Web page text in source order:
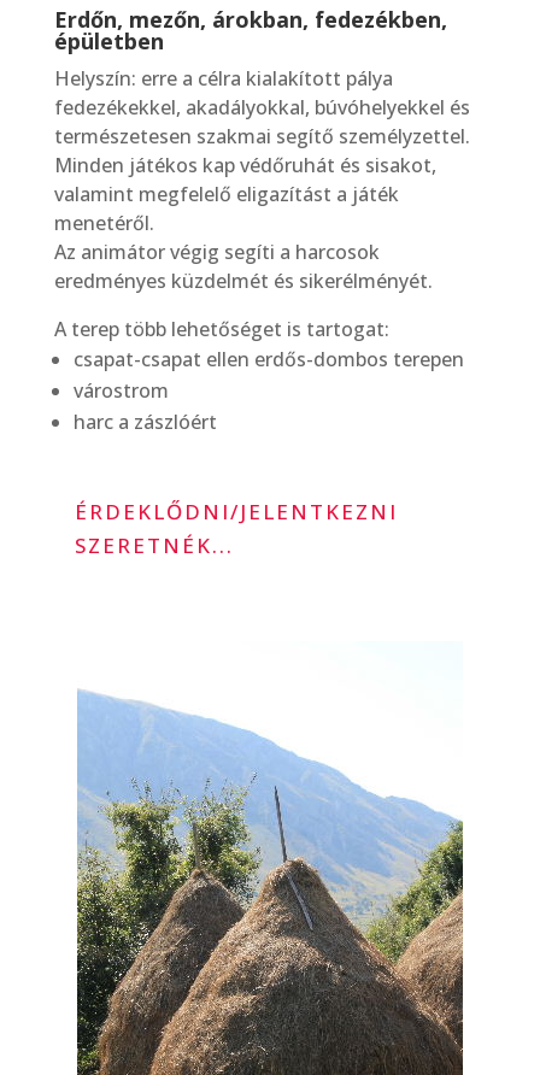
Erdőn, mezőn, árokban, fedezékben,
épületben
Helyszín: erre a célra kialakított pálya
fedezékekkel, akadályokkal, búvóhelyekkel és
természetesen szakmai segítő személyzettel.
Minden játékos kap védőruhát és sisakot,
valamint megfelelő eligazítást a játék
menetéről.
Az animátor végig segíti a harcosok
eredményes küzdelmét és sikerélményét.
A terep több lehetőséget is tartogat:
csapat-csapat ellen erdős-dombos terepen
várostrom
harc a zászlóért
ÉRDEKLŐDNI/JELENTKEZNI
SZERETNÉK...